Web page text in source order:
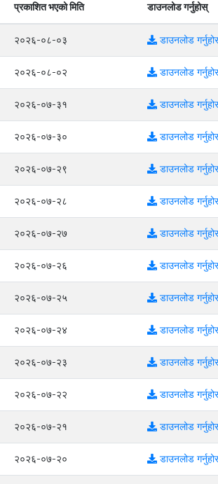
प्रकाशित भएको मिति डाउनलोड गर्नुहोस्
२०२६-०८-०३ डाउनलोड
२०२६-०८-०२ डाउनलोड
२०२६-०७-३१ डाउनलोड
२०२६-०७-३० डाउनलोड
२०२६-०७-२९ डाउनलोड
२०२६-०७-२८ डाउनलोड
२०२६-०७-२७ डाउनलोड
२०२६-०७-२६ डाउनलोड
२०२६-०७-२५ डाउनलोड
२०२६-०७-२४ डाउनलोड
२०२६-०७-२३ डाउनलोड
२०२६-०७-२२ डाउनलोड
२०२६-०७-२१ डाउनलोड
२०२६-०७-२० डाउनलोड